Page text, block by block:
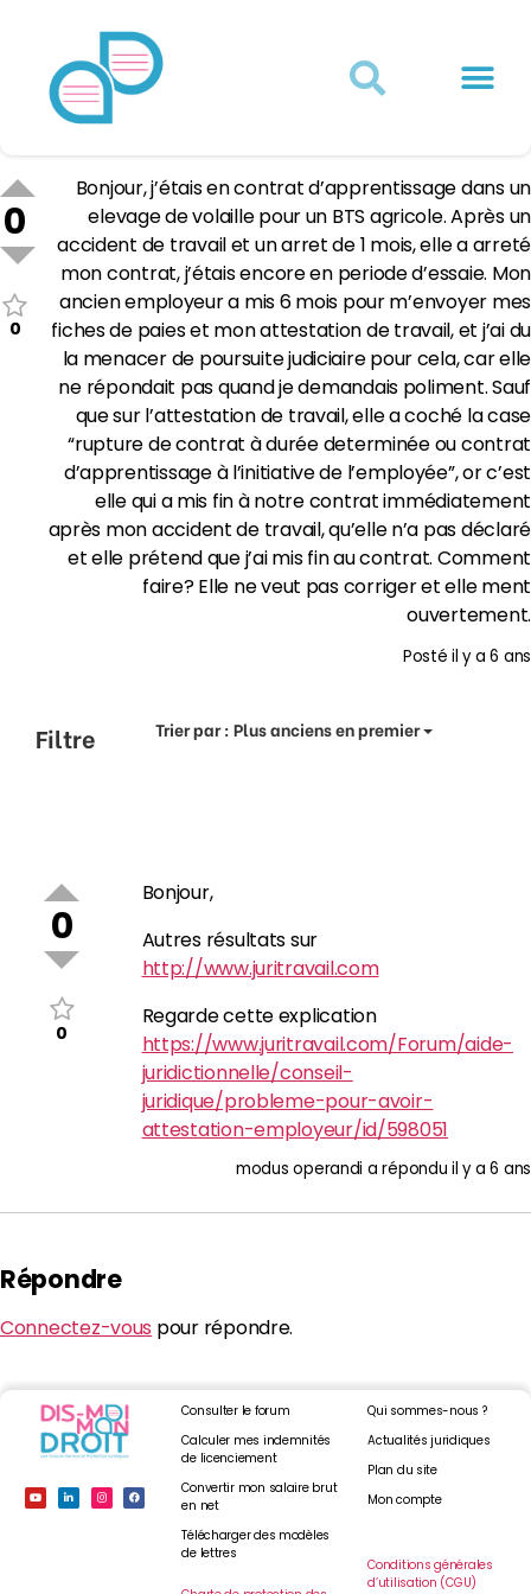
0
0
Bonjour, j’étais en contrat d’apprentissage dans un
elevage de volaille pour un BTS agricole. Après un
accident de travail et un arret de 1 mois, elle a arreté
mon contrat, j’étais encore en periode d’essaie. Mon
ancien employeur a mis 6 mois pour m’envoyer mes
fiches de paies et mon attestation de travail, et j’ai du
la menacer de poursuite judiciaire pour cela, car elle
ne répondait pas quand je demandais poliment. Sauf
que sur l’attestation de travail, elle a coché la case
“rupture de contrat à durée determinée ou contrat
d’apprentissage à l’initiative de l’employée”, or c’est
elle qui a mis fin à notre contrat immédiatement
après mon accident de travail, qu’elle n’a pas déclaré
et elle prétend que j’ai mis fin au contrat. Comment
faire? Elle ne veut pas corriger et elle ment
ouvertement.
Postéil y a 6 ans
Filtre Trier par :Plus anciens en premier
0
0
Bonjour,
Autres résultats sur
http://www.juritravail.com
Regarde cette explication
https://www.juritravail.com/Forum/aide-
juridictionnelle/conseil-
juridique/probleme-pour-avoir-
attestation-employeur/id/598051
modus operandi a réponduil y a 6 ans
Répondre
Connectez-vous pour répondre.
Consulter le forum
Calculer mes indemnités
de licenciement
Convertir mon salaire brut
en net
Télécharger des modèles
de lettres
Qui sommes-nous ?
Actualités juridiques
Plan du site
Mon compte
Conditions générales
d’utilisation (CGU)